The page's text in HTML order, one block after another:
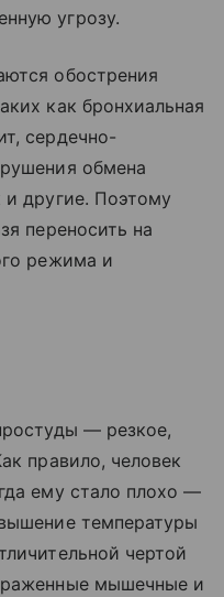
угрозу.
обострения
как бронхиальная
сердечно-
обмена
и другие. Поэтому
переносить на
режима и
— резкое,
правило, человек
ему стало плохо —
температуры
чертой
мышечные и